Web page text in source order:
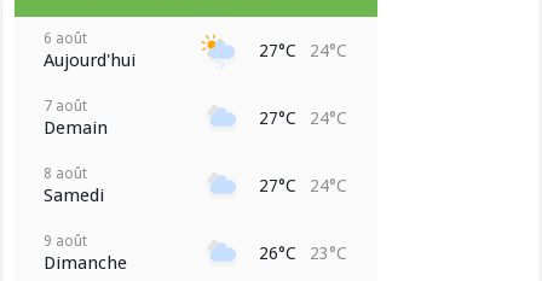
6 août
Aujourd'hui 27°C 24°C
7 août
Demain 27°C 24°C
8 août
Samedi 27°C 24°C
9 août
Dimanche 26°C 23°C